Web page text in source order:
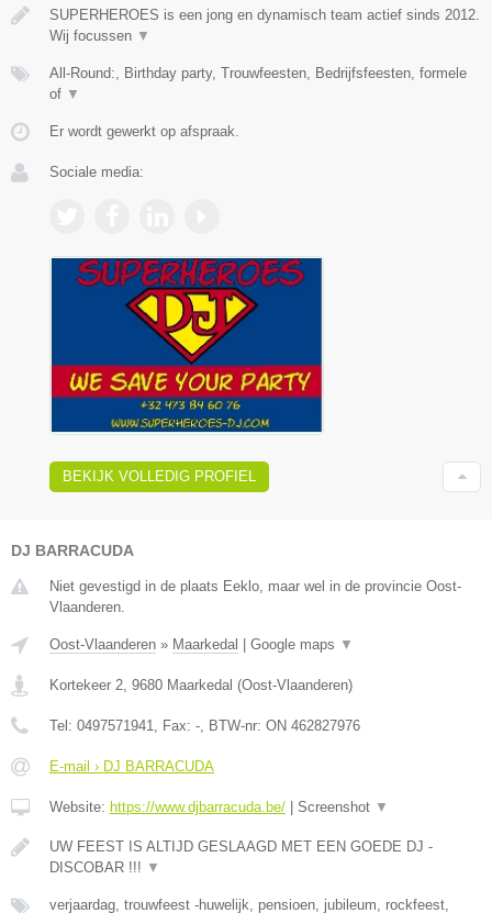
SUPERHEROES is een jong en dynamisch team actief sinds 2012.
Wij focussen ▼
All-Round:, Birthday party, Trouwfeesten, Bedrijfsfeesten, formele
of ▼
Er wordt gewerkt op afspraak.
Sociale media:
BEKIJK VOLLEDIG PROFIEL
DJ BARRACUDA
Niet gevestigd in de plaats Eeklo, maar wel in de provincie Oost-
Vlaanderen.
Oost-Vlaanderen » Maarkedal Google maps ▼
Kortekeer 2, 9680 Maarkedal (Oost-Vlaanderen)
Tel: 0497571941, Fax: -, BTW-nr: ON 462827976
E-mail › DJ BARRACUDA
Website: https://www.djbarracuda.be/ Screenshot ▼
UW FEEST IS ALTIJD GESLAAGD MET EEN GOEDE DJ -
DISCOBAR !!! ▼
verjaardag, trouwfeest -huwelijk, pensioen, jubileum, rockfeest,